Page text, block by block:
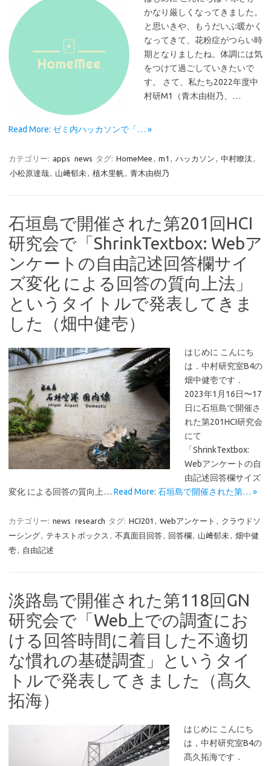
かなり厳しくなってきました。
と思いきや、もうだいぶ暖かく
なってきて、花粉症がつらい時
期となりましたね。体調には気
をつけて過ごしていきたいで
す。 さて、私たち2022年度中
村研M1（青木由樹乃、…
Read More: ゼミ内ハッカソンで「… »
カテゴリー: apps news タグ: HomeMee , m1 , ハッカソン , 中村瞭汰 ,
小松原達哉, 山﨑郁未, 植木里帆, 青木由樹乃
石垣島で開催された第201回HCI
研究会で「ShrinkTextbox: Webア
ンケートの自由記述回答欄サイ
ズ変化 による回答の質向上法」
というタイトルで発表してきま
した（畑中健壱）
はじめに こんにち
は．中村研究室B4の
畑中健壱です．
2023年1月16日〜17
日に石垣島で開催さ
れた第201HCI研究会
にて
「ShrinkTextbox:
Webアンケートの自
由記述回答欄サイズ
変化 による回答の質向上… Read More: 石垣島で開催された第… »
カテゴリー: news research タグ: HCI201 , Webアンケート , クラウドソ
ーシング, テキストボックス , 不真面目回答, 回答欄 , 山﨑郁未, 畑中健
壱, 自由記述
淡路島で開催された第118回GN
研究会で「Web上での調査にお
ける回答時間に着目した不適切
な慣れの基礎調査」というタイ
トルで発表してきました（髙久
拓海）
はじめに こんにち
は，中村研究室B4の
髙久拓海です．